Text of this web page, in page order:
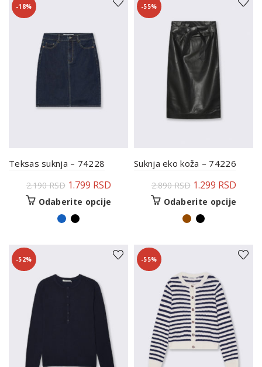
-18%
Teksas suknja – 74228
2.190RSD 1.799 RSD
Odaberite opcije
-55%
Suknja eko koža – 74226
2.890RSD 1.299 RSD
Odaberite opcije
-52% -55%